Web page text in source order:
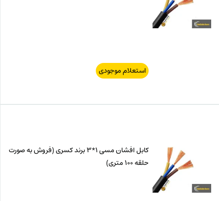
استعلام موجودی
کابل افشان مسی 1*3 برند کسری (فروش به صورت
حلقه 100 متری)